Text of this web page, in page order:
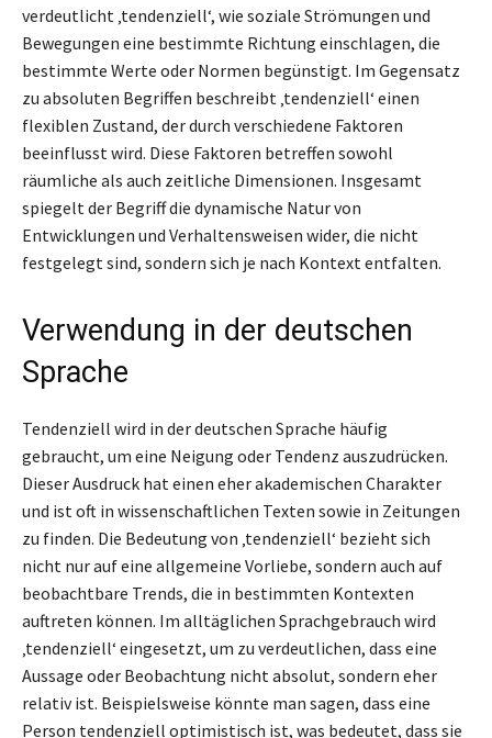
verdeutlicht ‚tendenziell‘, wie soziale Strömungen und
Bewegungen eine bestimmte Richtung einschlagen, die
bestimmte Werte oder Normen begünstigt. Im Gegensatz
zu absoluten Begriffen beschreibt ‚tendenziell‘ einen
flexiblen Zustand, der durch verschiedene Faktoren
beeinflusst wird. Diese Faktoren betreffen sowohl
räumliche als auch zeitliche Dimensionen. Insgesamt
spiegelt der Begriff die dynamische Natur von
Entwicklungen und Verhaltensweisen wider, die nicht
festgelegt sind, sondern sich je nach Kontext entfalten.
Verwendung in der deutschen
Sprache
Tendenziell wird in der deutschen Sprache häufig
gebraucht, um eine Neigung oder Tendenz auszudrücken.
Dieser Ausdruck hat einen eher akademischen Charakter
und ist oft in wissenschaftlichen Texten sowie in Zeitungen
zu finden. Die Bedeutung von ‚tendenziell‘ bezieht sich
nicht nur auf eine allgemeine Vorliebe, sondern auch auf
beobachtbare Trends, die in bestimmten Kontexten
auftreten können. Im alltäglichen Sprachgebrauch wird
‚tendenziell‘ eingesetzt, um zu verdeutlichen, dass eine
Aussage oder Beobachtung nicht absolut, sondern eher
relativ ist. Beispielsweise könnte man sagen, dass eine
Person tendenziell optimistisch ist, was bedeutet, dass sie